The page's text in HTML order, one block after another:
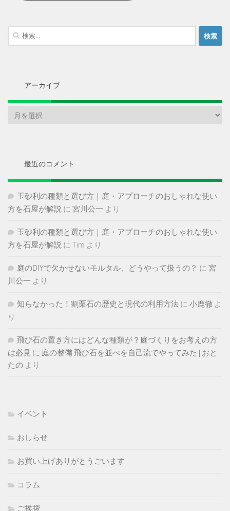
検
索:
アーカイブ
最近のコメント
玉砂利の種類と選び方｜庭・アプローチのおしゃれな使い
方を石屋が解説 に 宮川公一 より
玉砂利の種類と選び方｜庭・アプローチのおしゃれな使い
方を石屋が解説 に Tim より
庭のDIYで欠かせないモルタル、どうやって扱うの？ に 宮
川公一 より
知らなかった！割栗石の歴史と現代の利用方法 に 小鹿徹 よ
り
飛び石の置き方にはどんな種類が？庭づくりをお考えの方
は必見 に 庭の整備 飛び石を並べを自己流でやってみた | おと
たの より
イベント
おしらせ
お買い上げありがとうごいます
コラム
ご挨拶